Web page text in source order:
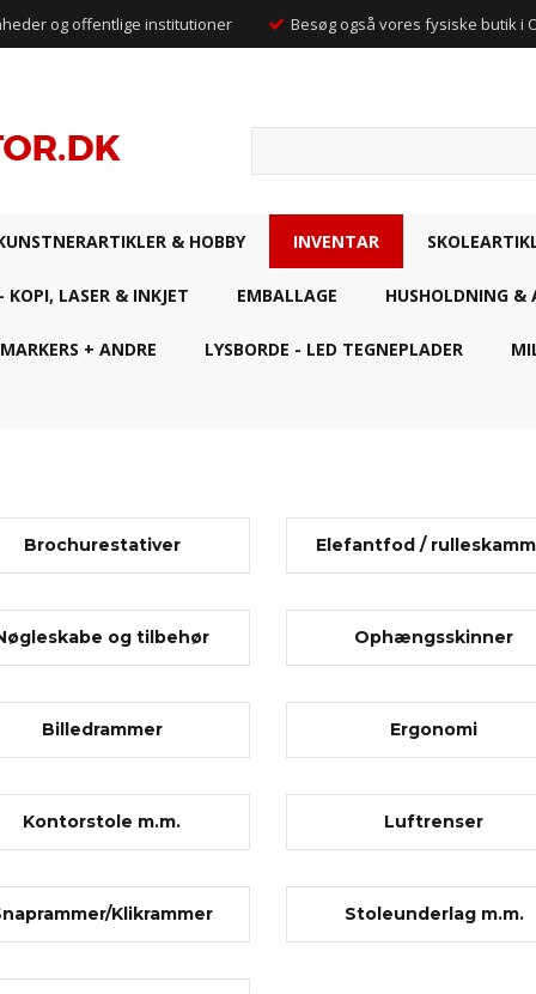
og offentlige institutioner Besøg også vores fysiske butik i
& HOBBY INVENTAR
KOPI, LASER & INKJET EMBALLAGE HUSHOLDNING &
+ ANDRE LYSBORDE - LED TEGNEPLADER
Brochurestativer Elefantfod /
og tilbehør Ophængsskinner
Billedrammer Ergonomi
Kontorstole m.m. Luftrenser
Klikrammer Stoleunderlag m.m.